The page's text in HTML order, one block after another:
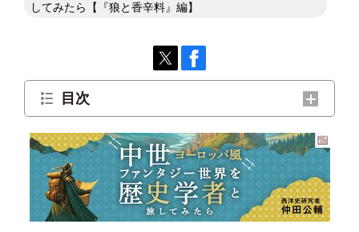
してみたら【『狼と香辛料』編】
目次
歴史の本を傍らに、新アニメも原作もさらに
楽しもう
もっと知りたい人のためのブックガイド